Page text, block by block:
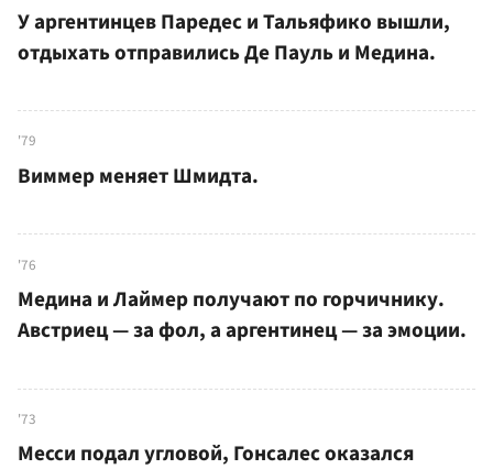
У аргентинцев Паредес и Тальяфико вышли,
отдыхать отправились Де Пауль и Медина.
'79
Виммер меняет Шмидта.
'76
Медина и Лаймер получают по горчичнику.
Австриец — за фол, а аргентинец — за эмоции.
'73
Месси подал угловой, Гонсалес оказался